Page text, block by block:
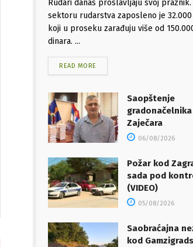
Rudari danas proslavljaju svoj praznik.
sektoru rudarstva zaposleno je 32.000
koji u proseku zarađuju više od
dinara. ...
READ MORE
Saopštenje
gradonačelnika
Zaječara
06/08/2026
Požar kod
sada pod
(VIDEO)
05/08/2026
Saobraćajna
kod